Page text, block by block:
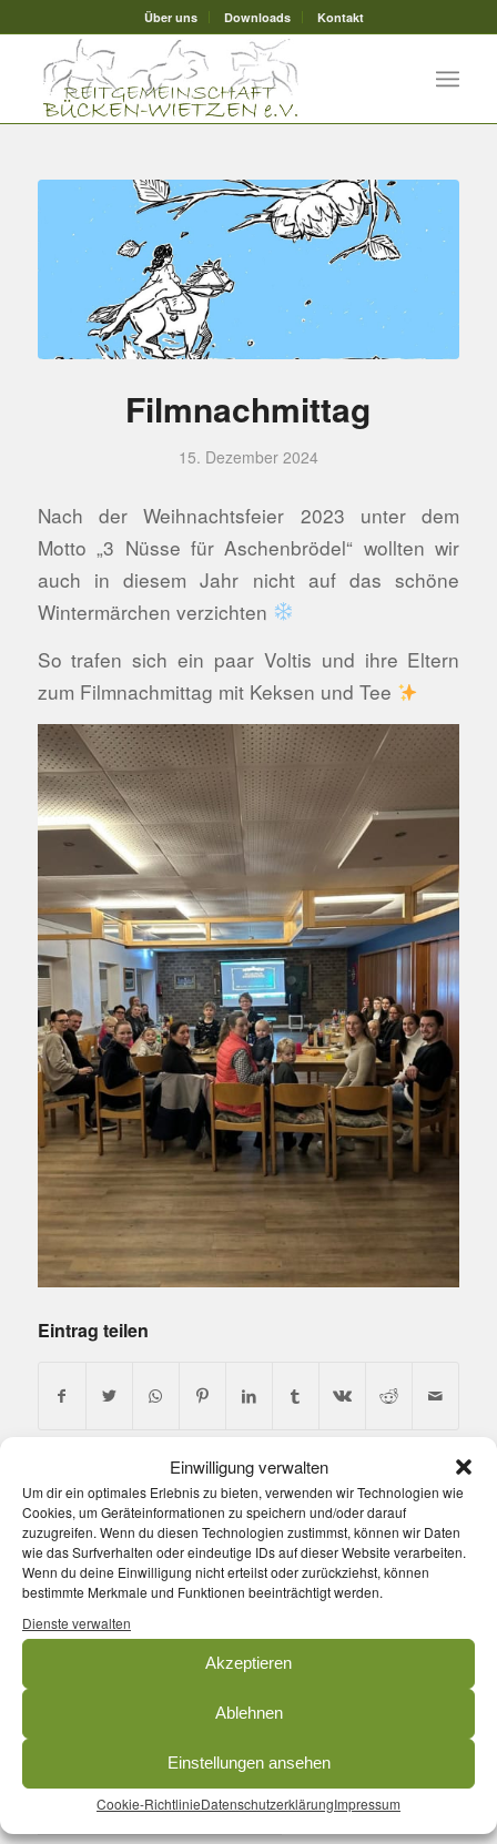
Einwilligung verwalten
Um dir ein optimales Erlebnis zu bieten, verwenden wir Technologien wie
Cookies, um Geräteinformationen zu speichern und/oder darauf
zuzugreifen. Wenn du diesen Technologien zustimmst, können wir Daten
wie das Surfverhalten oder eindeutige IDs auf dieser Website verarbeiten.
Wenn du deine Einwilligung nicht erteilst oder zurückziehst, können
bestimmte Merkmale und Funktionen beeinträchtigt werden.
Dienste verwalten
Akzeptieren
Ablehnen
Einstellungen ansehen
Cookie-RichtlinieDatenschutzerklärungImpressum
Über uns Downloads Kontakt
Filmnachmittag
15. Dezember 2024
Nach der Weihnachtsfeier 2023 unter dem
Motto „3 Nüsse für Aschenbrödel“ wollten wir
auch in diesem Jahr nicht auf das schöne
Wintermärchen verzichten
So trafen sich ein paar Voltis und ihre Eltern
zum Filmnachmittag mit Keksen und Tee
Eintrag teilen
0
KOMMENTARE
Hinterlasse einen Kommentar
An der Diskussion beteiligen?
E-Mail-Adresse*